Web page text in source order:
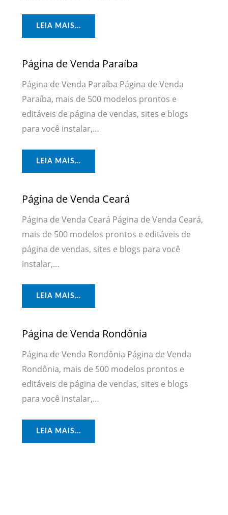
LEIA MAIS...
Página de Venda Paraíba
Página de Venda Paraíba Página de Venda
Paraíba, mais de 500 modelos prontos e
editáveis de página de vendas, sites e blogs
para você instalar,…
LEIA MAIS...
Página de Venda Ceará
Página de Venda Ceará Página de Venda Ceará,
mais de 500 modelos prontos e editáveis de
página de vendas, sites e blogs para você
instalar,…
LEIA MAIS...
Página de Venda Rondônia
Página de Venda Rondônia Página de Venda
Rondônia, mais de 500 modelos prontos e
editáveis de página de vendas, sites e blogs
para você instalar,…
LEIA MAIS...